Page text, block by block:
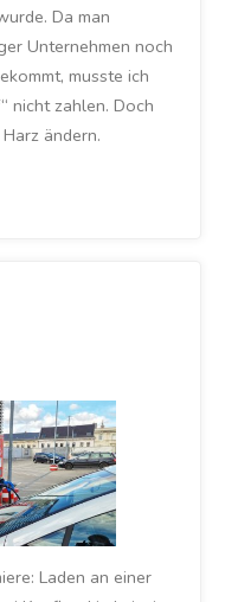
Da man
Unternehmen noch
musste ich
nicht zahlen. Doch
ändern.
Laden an einer